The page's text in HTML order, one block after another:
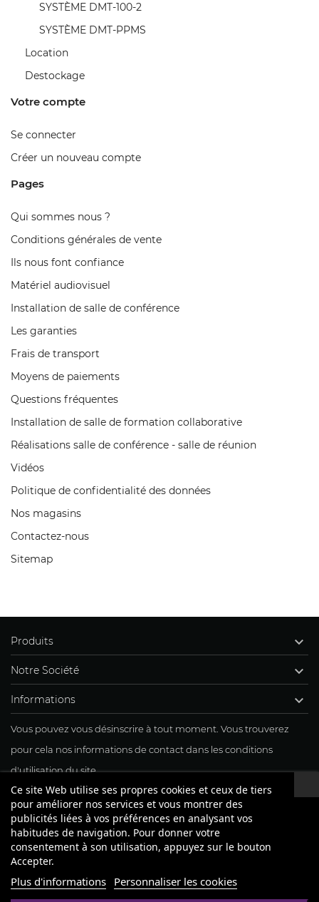
SYSTÈME DMT-100-2
SYSTÈME DMT-PPMS
Location
Destockage
Votre compte
Se connecter
Créer un nouveau compte
Pages
Qui sommes nous ?
Conditions générales de vente
Ils nous font confiance
Matériel audiovisuel
Installation de salle de conférence
Les garanties
Frais de transport
Moyens de paiements
Questions fréquentes
Installation de salle de formation collaborative
Réalisations salle de conférence - salle de réunion
Vidéos
Politique de confidentialité des données
Nos magasins
Contactez-nous
Sitemap
Informations 
Vous pouvez vous désinscrire à tout moment. Vous trouverez
pour cela nos informations de contact dans les conditions
d'utilisation du site.
J'accepte mon inscription à la newsletter
Produits 
Notre Société 
Ce site Web utilise ses propres cookies et ceux de tiers
pour améliorer nos services et vous montrer des
publicités liées à vos préférences en analysant vos
habitudes de navigation. Pour donner votre
consentement à son utilisation, appuyez sur le bouton
Accepter.
Plus d'informations Personnaliser les cookies